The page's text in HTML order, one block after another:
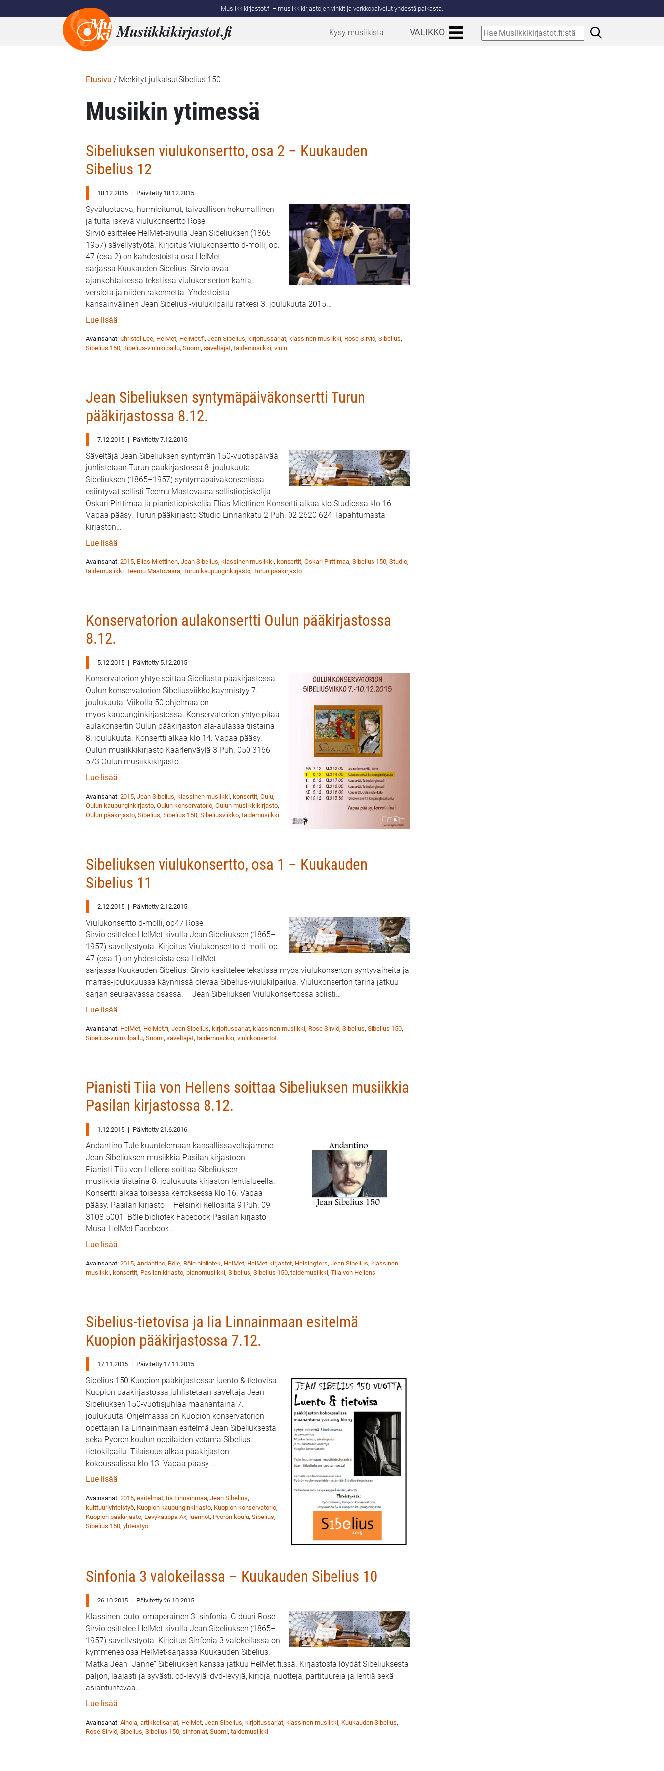
Musiikkikirjastot.fi – musiikkikirjastojen vinkit ja verkkopalvelut yhdestä paikasta.
Musiikkikirjastot.fi Kysy musiikista VALIKKO Hae
Etusivu / Merkityt julkaisutSibelius 150
Musiikin ytimessä
Sibeliuksen viulukonsertto, osa 2 – Kuukauden
Sibelius 12
18.12.2015 | Päivitetty 18.12.2015
Syväluotaava, hurmioitunut, taivaallisen hekumallinen
ja tulta iskevä viulukonsertto Rose
Sirviö esittelee HelMet-sivulla Jean Sibeliuksen (1865–
1957) sävellystyötä. Kirjoitus Viulukonsertto d-molli, op.
47 (osa 2) on kahdestoista osa HelMet-
sarjassa Kuukauden Sibelius. Sirviö avaa
ajankohtaisessa tekstissä viulukonserton kahta
versiota ja niiden rakennetta. Yhdestoista
kansainvälinen Jean Sibelius -viulukilpailu ratkesi 3. joulukuuta 2015.…
Lue lisää
Avainsanat: Christel Lee, HelMet, HelMet.fi, Jean Sibelius, kirjoitussarjat, klassinen musiikki, Rose Sirviö, Sibelius,
Sibelius 150, Sibelius-viulukilpailu, Suomi, säveltäjät, taidemusiikki, viulu
Jean Sibeliuksen syntymäpäiväkonsertti Turun
pääkirjastossa 8.12.
7.12.2015 | Päivitetty 7.12.2015
Säveltäjä Jean Sibeliuksen syntymän 150-vuotispäivää
juhlistetaan Turun pääkirjastossa 8. joulukuuta.
Sibeliuksen (1865–1957) syntymäpäiväkonsertissa
esiintyvät sellisti Teemu Mastovaara sellistiopiskelija
Oskari Pirttimaa ja pianistiopiskelija Elias Miettinen Konsertti alkaa klo Studiossa klo 16.
Vapaa pääsy. Turun pääkirjasto Studio Linnankatu 2 Puh. 02 2620 624 Tapahtumasta
kirjaston…
Lue lisää
Avainsanat: 2015, Elias Miettinen, Jean Sibelius, klassinen musiikki, konsertit, Oskari Pirttimaa, Sibelius 150, Studio,
taidemusiikki, Teemu Mastovaara, Turun kaupunginkirjasto, Turun pääkirjasto
Konservatorion aulakonsertti Oulun pääkirjastossa
8.12.
5.12.2015 | Päivitetty 5.12.2015
Konservatorion yhtye soittaa Sibeliusta pääkirjastossa
Oulun konservatorion Sibeliusviikko käynnistyy 7.
joulukuuta. Viikolla 50 ohjelmaa on
myös kaupunginkirjastossa. Konservatorion yhtye pitää
aulakonsertin Oulun pääkirjaston ala-aulassa tiistaina
8. joulukuuta. Konsertti alkaa klo 14. Vapaa pääsy.
Oulun musiikkikirjasto Kaarlenväylä 3 Puh. 050 3166
573 Oulun musiikkikirjasto…
Lue lisää : Konservatorion aulakonsertti Oulun pääkirjastossa 8.12.
Avainsanat: 2015, Jean Sibelius, klassinen musiikki, konsertit, Oulu,
Oulun kaupunginkirjasto, Oulun konservatorio, Oulun musiikkikirjasto,
Oulun pääkirjasto, Sibelius, Sibelius 150, Sibeliusviikko, taidemusiikki
Sibeliuksen viulukonsertto, osa 1 – Kuukauden
Sibelius 11
2.12.2015 | Päivitetty 2.12.2015
Viulukonsertto d-molli, op47 Rose
Sirviö esittelee HelMet-sivulla Jean Sibeliuksen (1865–
1957) sävellystyötä. Kirjoitus Viulukonsertto d-molli, op.
47 (osa 1) on yhdestoista osa HelMet-
sarjassa Kuukauden Sibelius. Sirviö käsittelee tekstissä myös viulukonserton syntyvaiheita ja
marras-joulukuussa käynnissä olevaa Sibelius-viulukilpailua. Viulukonserton tarina jatkuu
sarjan seuraavassa osassa. – Jean Sibeliuksen Viulukonsertossa solisti…
Lue lisää
Avainsanat: HelMet, HelMet.fi, Jean Sibelius, kirjoitussarjat, klassinen musiikki, Rose Sirviö, Sibelius, Sibelius 150,
Sibelius-viulukilpailu, Suomi, säveltäjät, taidemusiikki, viulukonsertot
Pianisti Tiia von Hellens soittaa Sibeliuksen musiikkia
Pasilan kirjastossa 8.12.
1.12.2015 | Päivitetty 21.6.2016
Andantino Tule kuuntelemaan kansallissäveltäjämme
Jean Sibeliuksen musiikkia Pasilan kirjastoon.
Pianisti Tiia von Hellens soittaa Sibeliuksen
musiikkia tiistaina 8. joulukuuta kirjaston lehtialueella.
Konsertti alkaa toisessa kerroksessa klo 16. Vapaa
pääsy. Pasilan kirjasto – Helsinki Kellosilta 9 Puh. 09
3108 5001 Böle bibliotek Facebook Pasilan kirjasto
Musa-HelMet Facebook…
Lue lisää
Avainsanat: 2015, Andantino, Böle, Böle bibliotek, HelMet, HelMet-kirjastot, Helsingfors, Jean Sibelius, klassinen
musiikki, konsertit, Pasilan kirjasto, pianomusiikki, Sibelius, Sibelius 150, taidemusiikki, Tiia von Hellens
Sibelius-tietovisa ja Iia Linnainmaan esitelmä
Kuopion pääkirjastossa 7.12.
17.11.2015 | Päivitetty 17.11.2015
Sibelius 150 Kuopion pääkirjastossa: luento & tietovisa
Kuopion pääkirjastossa juhlistetaan säveltäjä Jean
Sibeliuksen 150-vuotisjuhlaa maanantaina 7.
joulukuuta. Ohjelmassa on Kuopion konservatorion
opettajan Iia Linnainmaan esitelmä Jean Sibeliuksesta
sekä Pyörön koulun oppilaiden vetämä Sibelius-
tietokilpailu. Tilaisuus alkaa pääkirjaston
kokoussalissa klo 13. Vapaa pääsy.…
Lue lisää : Sibelius-tietovisa ja Iia Linnainmaan esitelmä Kuopion pääkirjastossa 7.12.
Avainsanat: 2015, esitelmät, Iia Linnainmaa, Jean Sibelius,
kulttuuriyhteistyö, Kuopion kaupunginkirjasto, Kuopion konservatorio,
Kuopion pääkirjasto, Levykauppa Äx, luennot, Pyörön koulu, Sibelius,
Sibelius 150, yhteistyö
Sinfonia 3 valokeilassa – Kuukauden Sibelius 10
26.10.2015 | Päivitetty 26.10.2015
Klassinen, outo, omaperäinen 3. sinfonia, C-duuri Rose
Sirviö esittelee HelMet-sivulla Jean Sibeliuksen (1865–
1957) sävellystyötä. Kirjoitus Sinfonia 3 valokeilassa on
kymmenes osa HelMet-sarjassa Kuukauden Sibelius.
Matka Jean ”Janne” Sibeliuksen kanssa jatkuu HelMet.fi:ssä. Kirjastosta löydät Sibeliuksesta
paljon, laajasti ja syvästi: cd-levyjä, dvd-levyjä, kirjoja, nuotteja, partituureja ja lehtiä sekä
asiantuntevaa…
Lue lisää
Avainsanat: Ainola, artikkelisarjat, HelMet, Jean Sibelius, kirjoitussarjat, klassinen musiikki, Kuukauden Sibelius,
Rose Sirviö, Sibelius, Sibelius 150, sinfoniat, Suomi, taidemusiikki